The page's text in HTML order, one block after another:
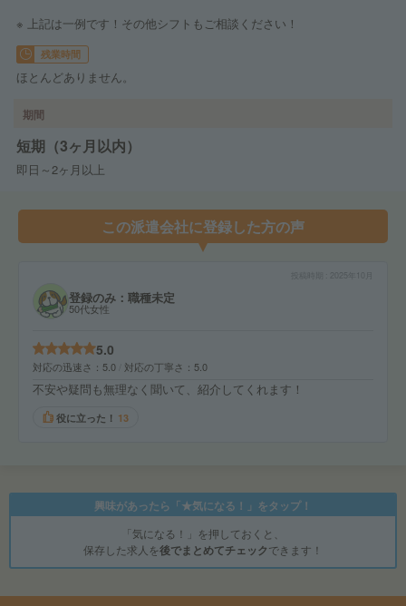
※ 上記は一例です！その他シフトもご相談ください！
残業時間
ほとんどありません。
期間
短期（3ヶ月以内）
即日～2ヶ月以上
この派遣会社に登録した方の声
2025年10月
登録のみ：職種未定
50代女性
5.0
対応の迅速さ 5.0 対応の丁寧さ 5.0
不安や疑問も無理なく聞いて、紹介してくれます！
役に立った！ 13
興味があったら「★気になる！」をタップ！
「気になる！」を押しておくと、
保存した求人を後でまとめてチェックできます！